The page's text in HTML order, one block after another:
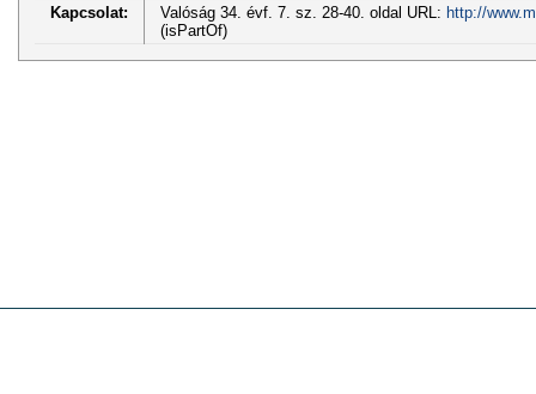
Kapcsolat:
Valóság 34. évf. 7. sz. 28-40. oldal URL: http://
(isPartOf)